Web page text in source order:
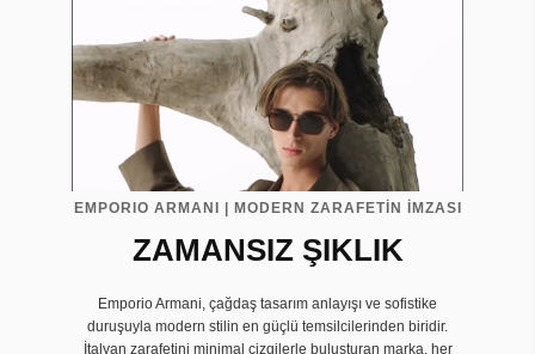
EMPORIO ARMANI | MODERN ZARAFETİN İMZASI
ZAMANSIZ ŞIKLIK
Emporio Armani, çağdaş tasarım anlayışı ve sofistike
duruşuyla modern stilin en güçlü temsilcilerinden biridir.
İtalyan zarafetini minimal çizgilerle buluşturan marka, her